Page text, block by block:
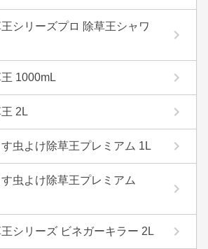
シリーズプロ 除草王シャワ
1000mL
2L
虫よけ除草王プレミアム 1L
虫よけ除草王プレミアム
シリーズ ビネガーキラー 2L